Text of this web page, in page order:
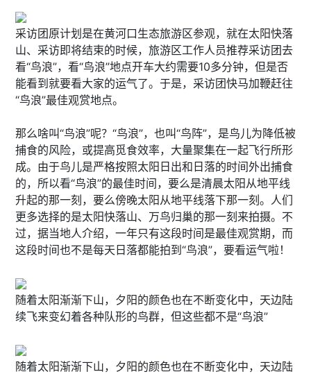
采访团原计划是在黄河口生态旅游区参观，就在太阳快落
山、采访即将结束的时候，旅游区工作人员推荐采访团去
看“鸟浪”，看“鸟浪”地点开车大约需要10多分钟，但是否
能看到就要看大家的运气了。于是，采访团快马加鞭赶往
“鸟浪”最佳观赏地点。
那么啥叫“鸟浪”呢？“鸟浪”，也叫“鸟阵”，是鸟儿为降低被
捕食的风险，或提高觅食效率，大量聚集在一起飞行所形
成。由于鸟儿是严格按照太阳日出和日落的时间外出捕食
的，所以看“鸟浪”的最佳时间，要么是清晨太阳从地平线
升起的那一刻，要么傍晚太阳从地平线落下那一刻。人们
更多选择的是太阳快落山、万鸟归巢的那一刻来拍摄。不
过，据当地人介绍，一年只有这段时间是最佳观赏期，而
这段时间也不是每天日落都能拍到“鸟浪”，要看运气啦！
随着太阳渐渐下山，夕阳的颜色也在不断变化中，天边陆
续飞来变幻着各种队形的鸟群，但这些都不是“鸟浪”
随着太阳渐渐下山，夕阳的颜色也在不断变化中，天边陆